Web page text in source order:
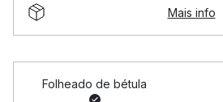
Mais info
Folheado de bétula